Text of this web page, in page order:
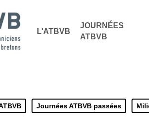
L’ATBVB
JOURNÉES
ATBVB
Journées ATBVB passées